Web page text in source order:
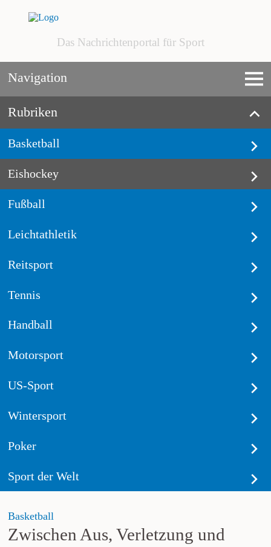
Das Nachrichtenportal für Sport
Navigation
Rubriken
Basketball
Eishockey
Fußball
Leichtathletik
Reitsport
Tennis
Handball
Motorsport
US-Sport
Wintersport
Poker
Sport der Welt
Basketball
Zwischen Aus, Verletzung und